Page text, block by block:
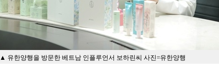
▲ 유한양행을 방문한 베트남 인플루언서 보하린씨 사진=유한양행